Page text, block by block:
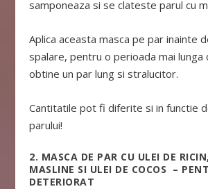
samponeaza si se clateste parul cu
Aplica aceasta masca pe par inainte
spalare, pentru o perioada mai lunga
obtine un par lung si stralucitor.
Cantitatile pot fi diferite si in functie
parului!
2. MASCA DE PAR CU ULEI DE
MASLINE SI ULEI DE COCOS –
DETERIORAT